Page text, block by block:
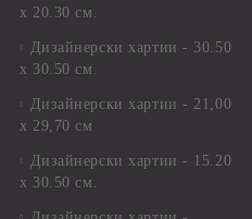
х 20.30 см.
Дизайнерски хартии - 30.50
х 30.50 см.
Дизайнерски хартии - 21,00
х 29,70 см
Дизайнерски хартии - 15.20
x 30.50 см.